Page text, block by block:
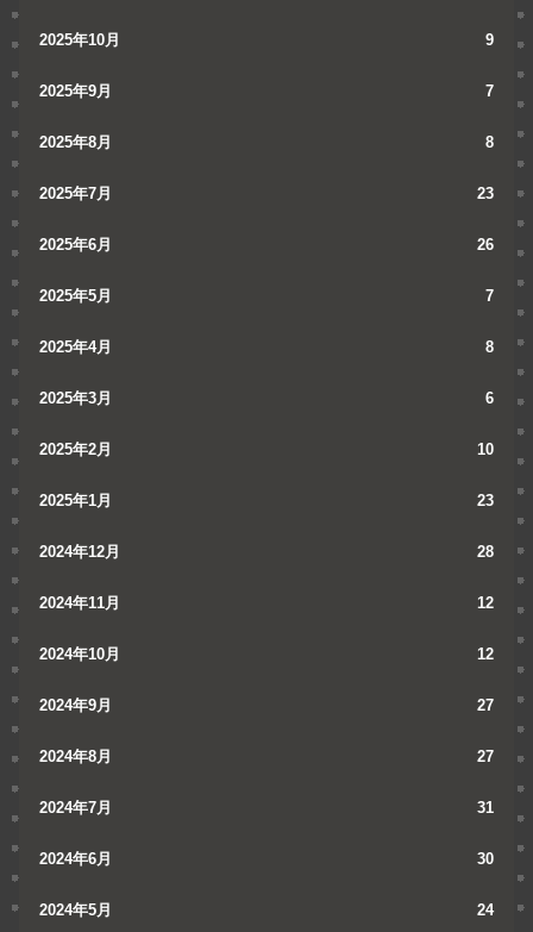
2025年10月 9
2025年9月 7
2025年8月 8
2025年7月 23
2025年6月 26
2025年5月 7
2025年4月 8
2025年3月 6
2025年2月 10
2025年1月 23
2024年12月 28
2024年11月 12
2024年10月 12
2024年9月 27
2024年8月 27
2024年7月 31
2024年6月 30
2024年5月 24